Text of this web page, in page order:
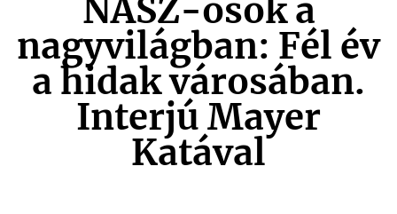
NÁSZ-osok a
nagyvilágban: Fél év
a hidak városában.
Interjú Mayer
Katával